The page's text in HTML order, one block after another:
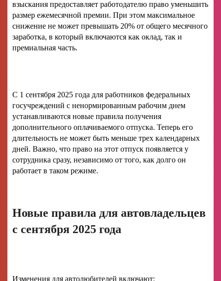
взыскания предоставляет работодателю право уменьшить
размер ежемесячной премии. При этом максимальное
снижение не может превышать 20% от общего месячного
заработка, в который включаются как оклад, так и
премиальная часть.
С 1 сентября 2025 года для работников федеральных
госучреждений с ненормированным рабочим днем
устанавливаются новые правила получения
дополнительного оплачиваемого отпуска. Теперь его
длительность не может быть меньше трех календарных
дней. Важно, что право на этот отпуск появляется у
сотрудника сразу, независимо от того, как долго он
работает в таком режиме.
Новые правила для автовладельцев
с сентября 2025 года
Изменения для автолюбителей включают: